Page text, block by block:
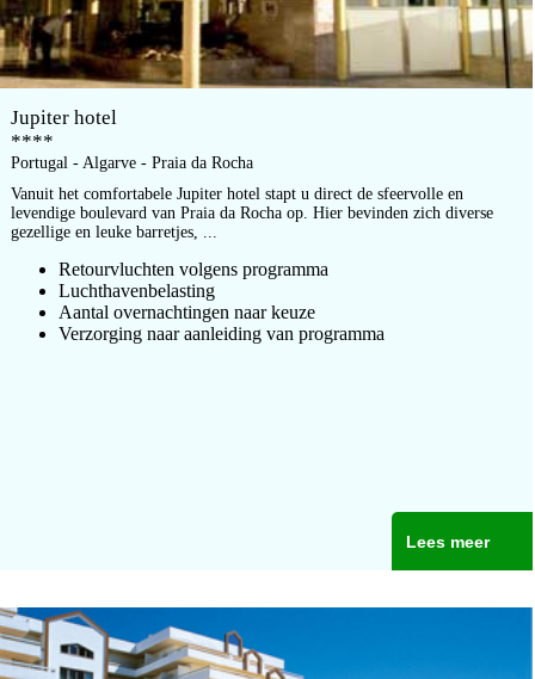
Jupiter hotel
****
Portugal - Algarve - Praia da Rocha
Vanuit het comfortabele Jupiter hotel stapt u direct de sfeervolle en
levendige boulevard van Praia da Rocha op. Hier bevinden zich diverse
gezellige en leuke barretjes, ...
Retourvluchten volgens programma
Luchthavenbelasting
Aantal overnachtingen naar keuze
Verzorging naar aanleiding van programma
Lees meer